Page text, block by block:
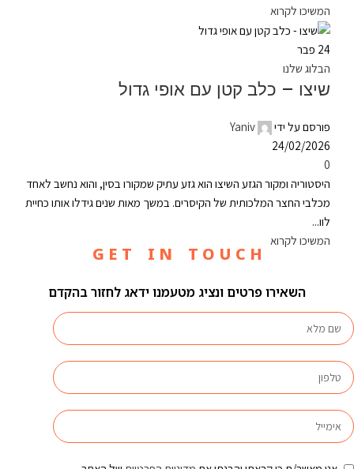
המשיכו לקרוא
24 פבר
הבלוג שלנו
שיצו – כלב קטן עם אופי גדול
פורסם על ידי
Yaniv
24/02/2026
0
היסטוריה ומקור הגזע השיצו הוא גזע עתיק שמקורו בסין, והוא נחשב לאחד
מכלבי החצר המלכותית של הקיסרים. במשך מאות שנים גידלו אותו כחיית
לוו...
המשיכו לקרוא
G E T I N T O U C H
השאירו פרטים ונציג מטעמנו ידאג לחזור בהקדם